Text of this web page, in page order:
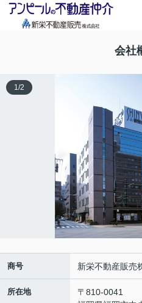
会社
1/2
商号 新栄不動産販売
所在地
〒810-0041